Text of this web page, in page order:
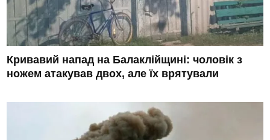
Кривавий напад на Балаклійщині: чоловік з
ножем атакував двох, але їх врятували